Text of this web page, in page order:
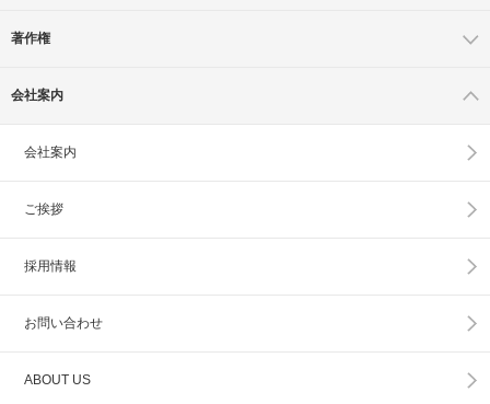
著作権
会社案内
会社案内
ご挨拶
採用情報
お問い合わせ
ABOUT US